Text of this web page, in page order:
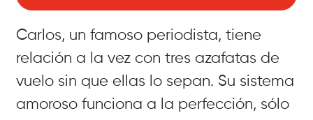
Carlos, un famoso periodista, tiene
relación a la vez con tres azafatas de
vuelo sin que ellas lo sepan. Su sistema
amoroso funciona a la perfección, sólo